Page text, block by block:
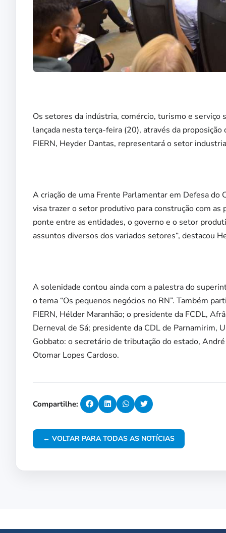
Os setores da indústria, comércio, turismo e
lançada nesta terça-feira (20), através da
FIERN, Heyder Dantas, representará o setor
A criação de uma Frente Parlamentar em Defesa
visa trazer o setor produtivo para construção com
ponte entre as entidades, o governo e o setor
assuntos diversos dos variados setores“, destacou
A solenidade contou ainda com a palestra do
o tema “Os pequenos negócios no RN”. Também
FIERN, Hélder Maranhão; o presidente da FCDL,
Derneval de Sá; presidente da CDL de Parnamirim,
Gobbato: o secretário de tributação do estado,
Otomar Lopes Cardoso.
Compartilhe:
← VOLTAR PARA TODAS AS NOTÍCIAS